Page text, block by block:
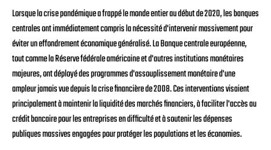
Lorsque la crise pandémique a frappé le monde entier au début de 2020, les banques
centrales ont immédiatement compris la nécessité d'intervenir massivement pour
éviter un effondrement économique généralisé. La Banque centrale européenne,
tout comme la Réserve fédérale américaine et d'autres institutions monétaires
majeures, ont déployé des programmes d'assouplissement monétaire d'une
ampleur jamais vue depuis la crise financière de 2008. Ces interventions visaient
principalement à maintenir la liquidité des marchés financiers, à faciliter l'accès au
crédit bancaire pour les entreprises en difficulté et à soutenir les dépenses
publiques massives engagées pour protéger les populations et les économies.